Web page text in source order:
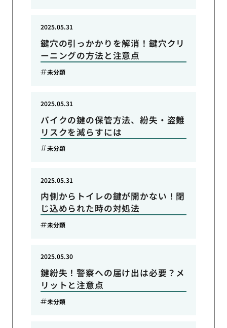
鍵穴の引っかかりを解消！鍵穴クリ
ーニングの方法と注意点
2025.05.31
未分類
バイクの鍵の保管方法、紛失・盗難
リスクを減らすには
2025.05.31
未分類
内側からトイレの鍵が開かない！閉
じ込められた時の対処法
2025.05.31
未分類
鍵紛失！警察への届け出は必要？メ
リットと注意点
2025.05.30
未分類